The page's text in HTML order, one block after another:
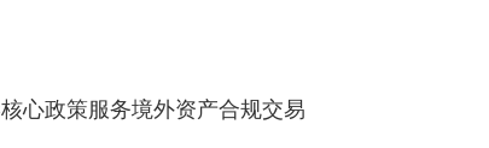
心政策服务境外资产合规交易